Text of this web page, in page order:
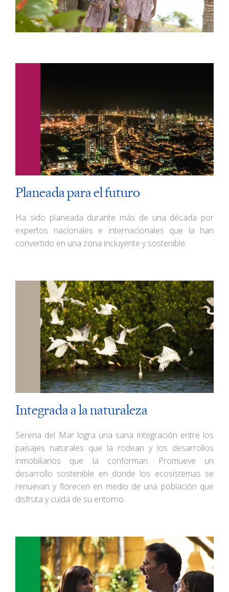
Planeada para el futuro
Ha sido planeada durante más de una década por
expertos nacionales e internacionales que la han
convertido en una zona incluyente y sostenible.
Integrada a la naturaleza
Serena del Mar logra una sana integración entre los
paisajes naturales que la rodean y los desarrollos
inmobiliarios que la conforman. Promueve un
desarrollo sostenible en donde los ecosistemas se
renuevan y florecen en medio de una población que
disfruta y cuida de su entorno.